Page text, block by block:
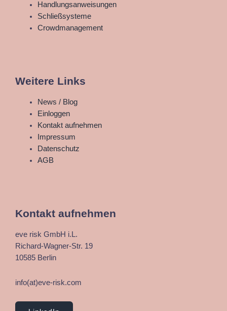
Handlungsanweisungen
Schließsysteme
Crowdmanagement
Weitere Links
Main
Menu
News / Blog
Einloggen
Kontakt aufnehmen
Impressum
Datenschutz
AGB
Kontakt aufnehmen
eve risk GmbH i.L.
Richard-Wagner-Str. 19
10585 Berlin
info(at)eve-risk.com